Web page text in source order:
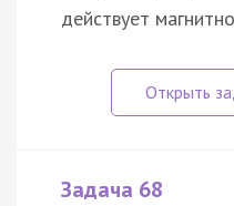
действует
Задача 68